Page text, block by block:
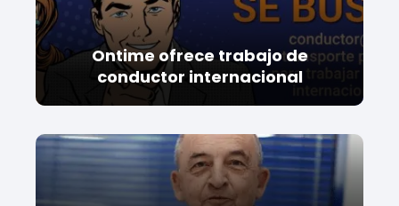
Ontime ofrece trabajo de
conductor internacional